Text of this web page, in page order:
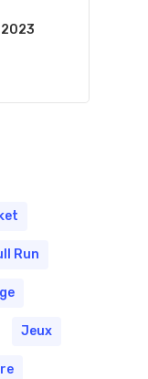
Run
Jeux